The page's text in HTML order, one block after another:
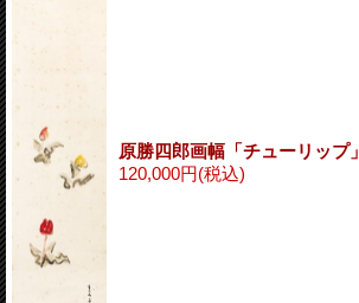
原勝四郎画幅「チューリップ」
120,000円(税込)